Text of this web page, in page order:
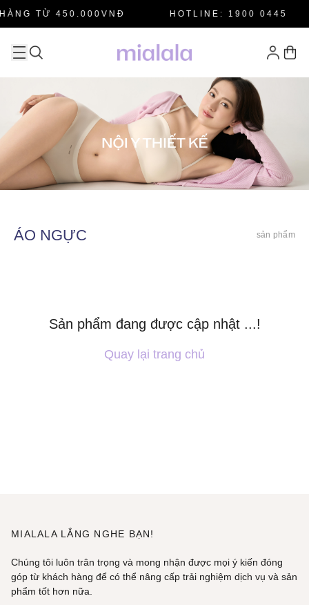
TỪ 450.000VNĐ HOTLINE: 1900 0445
ÁO NGỰC sản phẩm
Sản phẩm đang được cập nhật ...!
Quay lại trang chủ
MIALALA LẮNG NGHE BẠN!
Chúng tôi luôn trân trọng và mong nhận được mọi ý kiến đóng
góp từ khách hàng để có thể nâng cấp trải nghiệm dịch vụ và sản
phẩm tốt hơn nữa.